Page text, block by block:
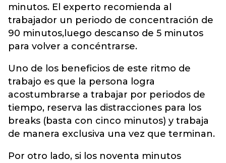
minutos. El experto recomienda al
trabajador un periodo de concentración de
90 minutos,luego descanso de 5 minutos
para volver a concéntrarse.
Uno de los beneficios de este ritmo de
trabajo es que la persona logra
acostumbrarse a trabajar por periodos de
tiempo, reserva las distracciones para los
breaks (basta con cinco minutos) y trabaja
de manera exclusiva una vez que terminan.
Por otro lado, si los noventa minutos